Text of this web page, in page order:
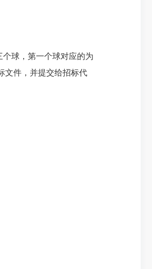
球，第一个球对应的为
文件，并提交给招标代